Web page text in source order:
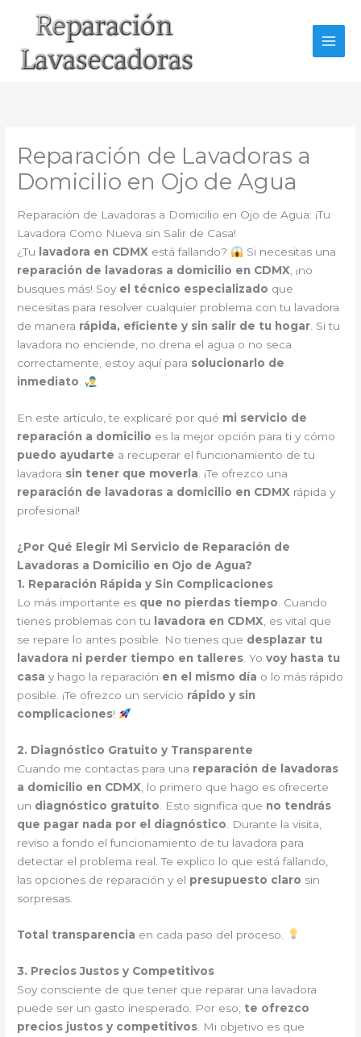
Reparación de Lavadoras a
Domicilio en Ojo de Agua
Reparación de Lavadoras a Domicilio en Ojo de Agua: ¡Tu
Lavadora Como Nueva sin Salir de Casa!
¿Tu
lavadora en CDMX está fallando?
Si necesitas una
reparación de lavadoras a domicilio en CDMX, ¡no
busques más! Soy el técnico especializado que
necesitas para resolver cualquier problema con tu lavadora
de manera rápida, eficiente y sin salir de tu hogar. Si tu
lavadora no enciende, no drena el agua o no seca
correctamente, estoy aquí para solucionarlo de
inmediato.
En este artículo, te explicaré por qué mi servicio de
reparación a domicilio es la mejor opción para ti y cómo
puedo ayudarte a recuperar el funcionamiento de tu
lavadora sin tener que moverla . ¡Te ofrezco una
reparación de lavadoras a domicilio en CDMX rápida y
profesional!
¿Por Qué Elegir Mi Servicio de Reparación de
Lavadoras a Domicilio en Ojo de Agua?
1. Reparación Rápida y Sin Complicaciones
Lo más importante es que no pierdas tiempo . Cuando
tienes problemas con tu
lavadora en CDMX , es vital que
se repare lo antes posible. No tienes que desplazar tu
lavadora ni perder tiempo en talleres . Yovoy hasta tu
casa y hago la reparación en el mismo día o lo más rápido
posible. ¡Te ofrezco un servicio rápido y sin
complicaciones!
2. Diagnóstico Gratuito y Transparente
Cuando me contactas para una reparación de lavadoras
a domicilio en CDMX , lo primero que hago es ofrecerte
un diagnóstico gratuito . Esto significa que no tendrás
que pagar nada por el diagnóstico . Durante la visita,
reviso a fondo el funcionamiento de tu lavadora para
detectar el problema real. Te explico lo que está fallando,
las opciones de reparación y el presupuesto claro sin
sorpresas.
Total transparencia en cada paso del proceso.
3. Precios Justos y Competitivos
Soy consciente de que tener que reparar una lavadora
puede ser un gasto inesperado. Por eso, te ofrezco
precios justos y competitivos . Mi objetivo es que